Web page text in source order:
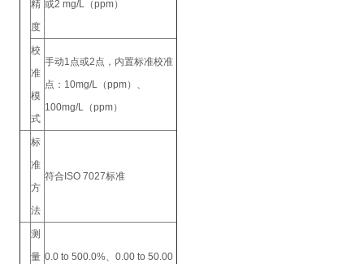
精
度
或2 mg/L（ppm）
校
准
模
式
手动1点或2点，内置标准校准
点：10mg/L（ppm）、
100mg/L（ppm）
标
准
方
法
符合ISO 7027标准
测
量 0.0 to 500.0%、0.00 to 50.00